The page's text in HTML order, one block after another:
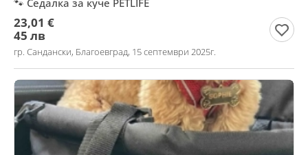
🐾 Седалка за куче PETLIFE
23,01 €
45 лв
гр. Сандански, Благоевград, 15 септември 2025г.